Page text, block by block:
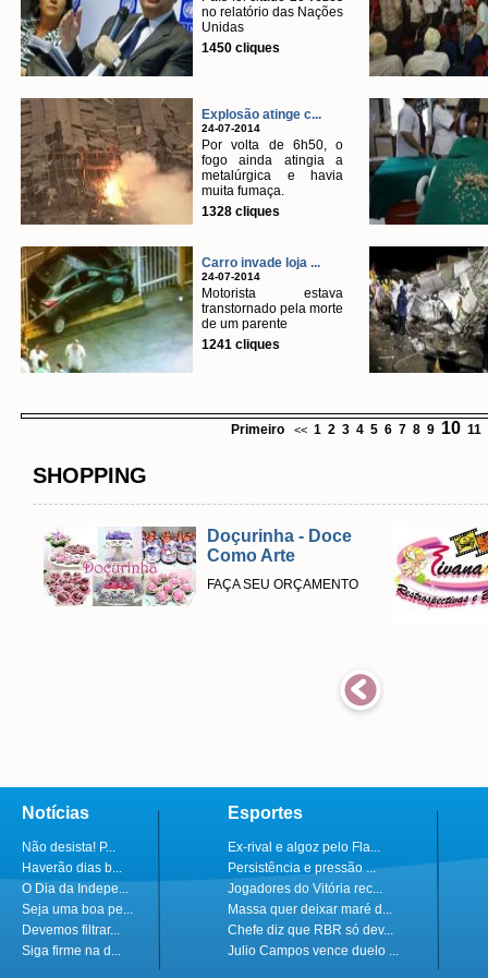
no relatório das Nações
Unidas
1450 cliques
Explosão atinge c...
24-07-2014
Por volta de 6h50, o
fogo ainda atingia a
metalúrgica e havia
muita fumaça.
1328 cliques
Carro invade loja ...
24-07-2014
Motorista estava
transtornado pela morte
de um parente
1241 cliques
Primeiro << 1 2 3 4 5 6 7 8 9 10 11
SHOPPING
Doçurinha - Doce
Como Arte
FAÇA SEU ORÇAMENTO
Notícias
Não desista! P...
Haverão dias b...
O Dia da Indepe...
Seja uma boa pe...
Devemos filtrar...
Siga firme na d...
Esportes
Ex-rival e algoz pelo Fla...
Persistência e pressão ...
Jogadores do Vitória rec...
Massa quer deixar maré d...
Chefe diz que RBR só dev...
Julio Campos vence duelo ...